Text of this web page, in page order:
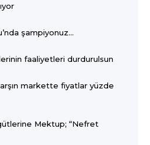
şampiyonuz…
faaliyetleri durdurulsun
markette fiyatlar yüzde
Mektup; “Nefret